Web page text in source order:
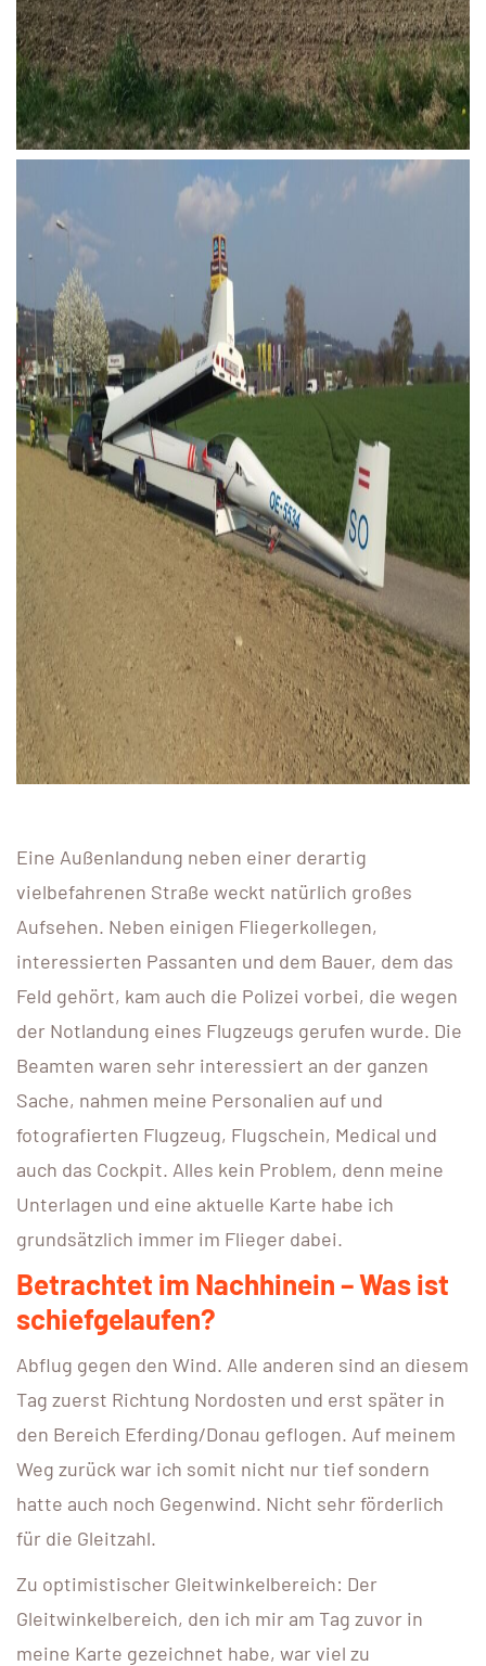
Eine Außenlandung neben einer derartig
vielbefahrenen Straße weckt natürlich großes
Aufsehen. Neben einigen Fliegerkollegen,
interessierten Passanten und dem Bauer, dem das
Feld gehört, kam auch die Polizei vorbei, die wegen
der Notlandung eines Flugzeugs gerufen wurde. Die
Beamten waren sehr interessiert an der ganzen
Sache, nahmen meine Personalien auf und
fotografierten Flugzeug, Flugschein, Medical und
auch das Cockpit. Alles kein Problem, denn meine
Unterlagen und eine aktuelle Karte habe ich
grundsätzlich immer im Flieger dabei.
Betrachtet im Nachhinein – Was ist
schiefgelaufen?
Abflug gegen den Wind. Alle anderen sind an diesem
Tag zuerst Richtung Nordosten und erst später in
den Bereich Eferding/Donau geflogen. Auf meinem
Weg zurück war ich somit nicht nur tief sondern
hatte auch noch Gegenwind. Nicht sehr förderlich
für die Gleitzahl.
Zu optimistischer Gleitwinkelbereich: Der
Gleitwinkelbereich, den ich mir am Tag zuvor in
meine Karte gezeichnet habe, war viel zu